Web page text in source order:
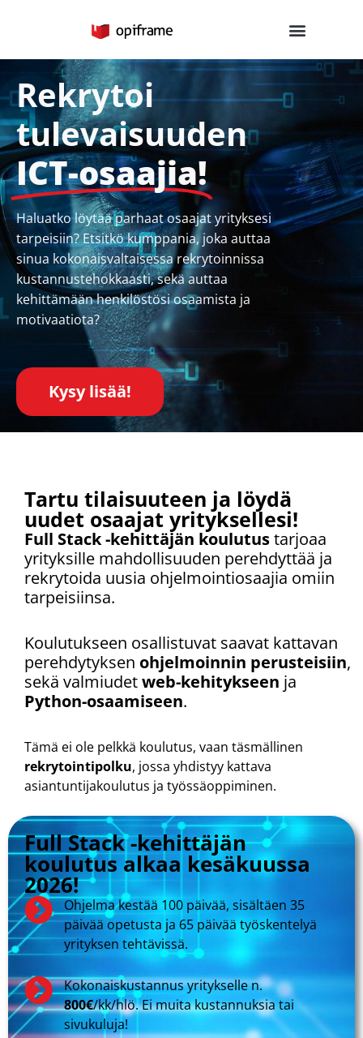
Rekrytoi
tulevaisuuden
ICT-osaajia!
Haluatko löytää parhaat osaajat yrityksesi
tarpeisiin? Etsitkö kumppania, joka auttaa
sinua kokonaisvaltaisessa rekrytoinnissa
kustannustehokkaasti, sekä auttaa
kehittämään henkilöstösi osaamista ja
motivaatiota?
Kysy lisää!
Tartu tilaisuuteen ja löydä
uudet osaajat yrityksellesi!
Full Stack -kehittäjän koulutustarjoaa
yrityksille mahdollisuuden perehdyttää ja
rekrytoida uusia ohjelmointiosaajia omiin
tarpeisiinsa.
Koulutukseen osallistuvat saavat kattavan
perehdytyksen ohjelmoinnin perusteisiin,
sekä valmiudetweb-kehitykseen ja
Python-osaamiseen.
Tämä ei ole pelkkä koulutus, vaan täsmällinen
rekrytointipolku, jossa yhdistyy kattava
asiantuntijakoulutus ja työssäoppiminen.
Full Stack -kehittäjän
koulutus alkaa kesäkuussa
2026!
Ohjelma kestää 100 päivää, sisältäen 35
päivää opetusta ja 65 päivää työskentelyä
yrityksen tehtävissä.
Kokonaiskustannus yritykselle n.
800€/kk/hlö. Ei muita kustannuksia tai
sivukuluja!